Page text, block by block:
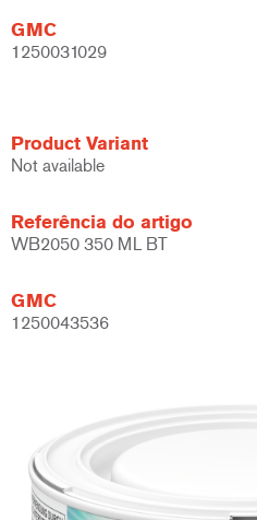
GMC
1250031029
Product Variant
Not available
Referência do artigo
WB2050 350 ML BT
GMC
1250043536